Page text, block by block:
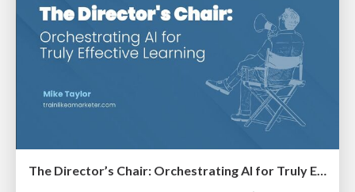
The Director’s Chair: Orchestrating AI for Truly Effective Learning